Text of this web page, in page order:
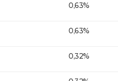
0,63%
0,63%
0,32%